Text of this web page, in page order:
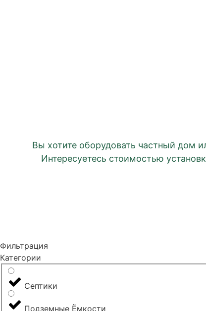
Вы хотите оборудовать частный дом
Интересуетесь стоимостью
Фильтрация
Категории
Септики
Подземные Ёмкости